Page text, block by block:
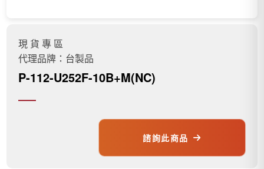
現 貨 專 區
代理品牌：台製品
P-112-U252F-10B+M(NC)
諮詢此商品